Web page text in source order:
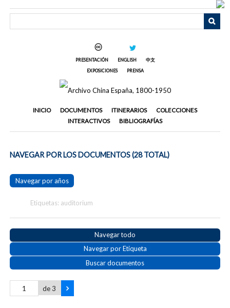
PRESENTACIÓN ENGLISH
中文
EXPOSICIONES
PRENSA
INICIO DOCUMENTOS ITINERARIOS
COLECCIONES
INTERACTIVOS
BIBLIOGRAFÍAS
NAVEGAR POR LOS DOCUMENTOS (28 TOTAL)
Navegar por años
Etiquetas: auditorium
Navegar todo
Navegar por Etiqueta
Buscar documentos
de 3